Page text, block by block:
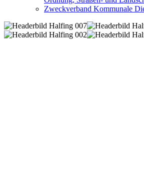
Zweckverband Kommunale